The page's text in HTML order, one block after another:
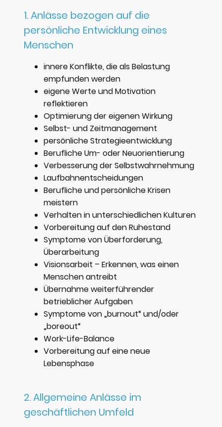
1. Anlässe bezogen auf die
persönliche Entwicklung eines
Menschen
innere Konflikte, die als Belastung
empfunden werden
eigene Werte und Motivation
reflektieren
Optimierung der eigenen Wirkung
Selbst- und Zeitmanagement
persönliche Strategieentwicklung
Berufliche Um- oder Neuorientierung
Verbesserung der Selbstwahrnehmung
Laufbahnentscheidungen
Berufliche und persönliche Krisen
meistern
Verhalten in unterschiedlichen Kulturen
Vorbereitung auf den Ruhestand
Symptome von Überforderung,
Überarbeitung
Visionsarbeit – Erkennen, was einen
Menschen antreibt
Übernahme weiterführender
betrieblicher Aufgaben
Symptome von „burnout“ und/oder
„boreout“
Work-Life-Balance
Vorbereitung auf eine neue
Lebensphase
2. Allgemeine Anlässe im
geschäftlichen Umfeld